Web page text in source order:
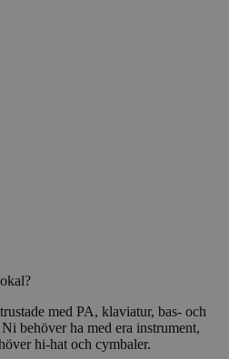
med PA, klaviatur, bas- och
behöver ha med era instrument,
hi-hat och cymbaler.